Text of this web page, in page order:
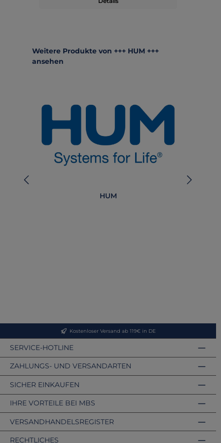
Produktgalerie überspringen
Weitere Produkte von +++ HUM +++
ansehen
HUM
Kostenloser Versand ab 119€ in DE
SERVICE-HOTLINE
ZAHLUNGS- UND VERSANDARTEN
VERSANDHANDELSREGISTER
SICHER EINKAUFEN
IHRE VORTEILE BEI MBS
RECHTLICHES